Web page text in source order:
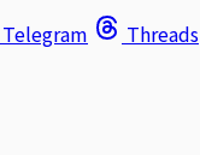
Telegram Threads